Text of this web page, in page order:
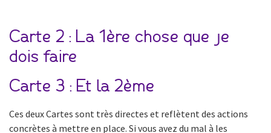
Carte 2 : La 1ère chose que je
dois faire
Carte 3 : Et la 2ème
Ces deux Cartes sont très directes et reflètent des actions
concrètes à mettre en place. Si vous avez du mal à les